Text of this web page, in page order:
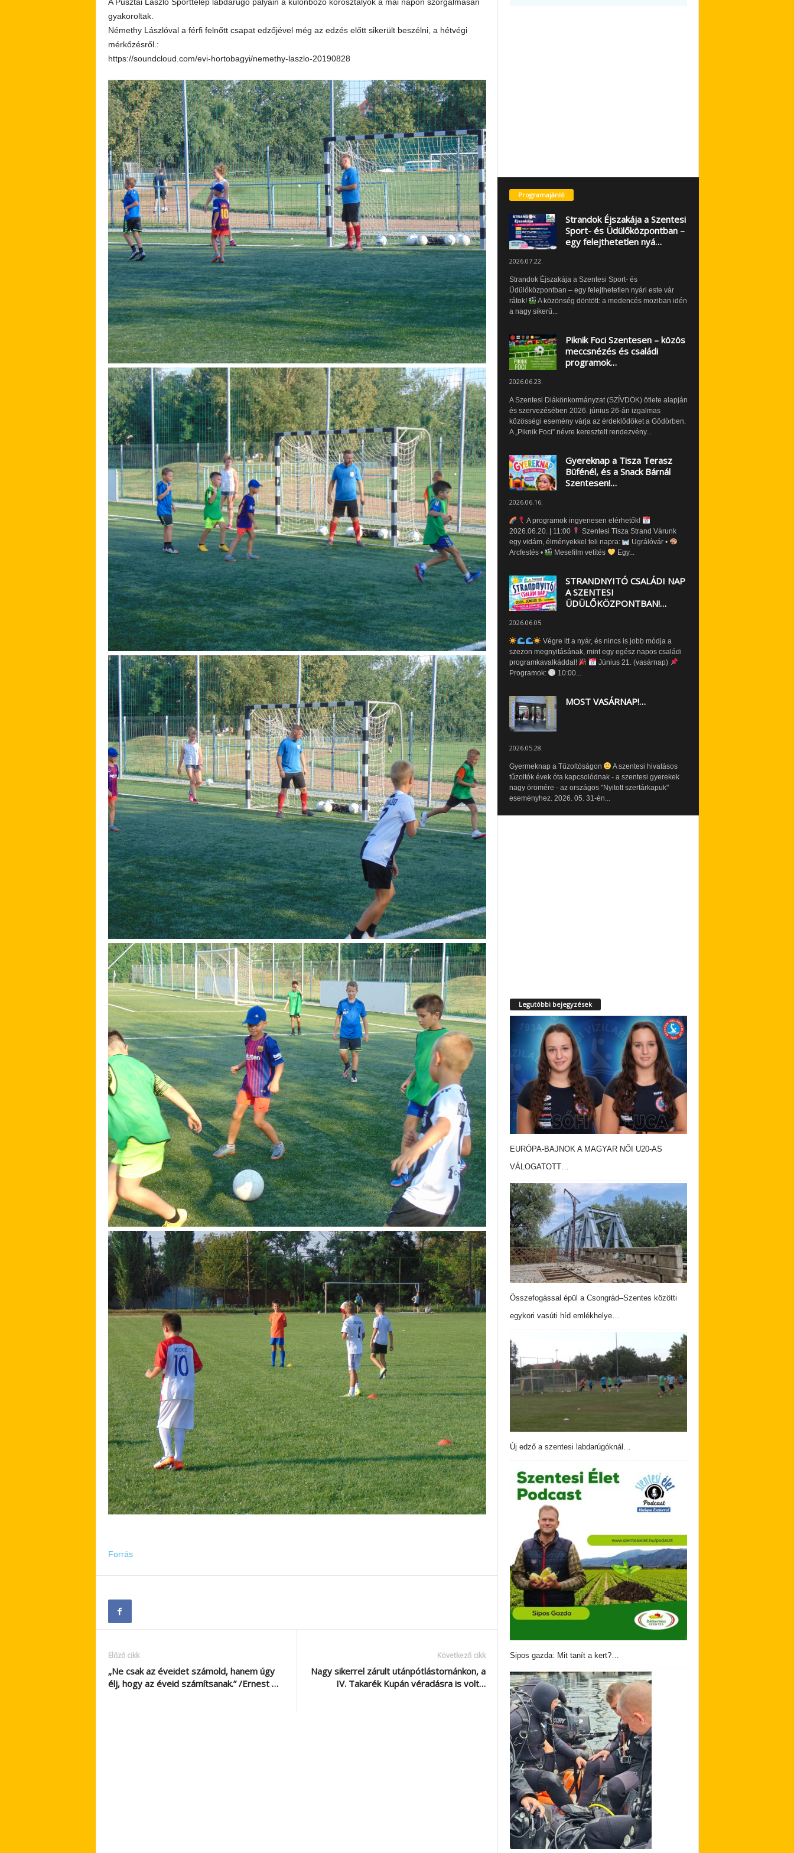
gyakoroltak.
Némethy Lászlóval a férfi felnőtt csapat edzőjével még az edzés előtt sikerült beszélni, a hétvégi
mérkőzésről.:
https://soundcloud.com/evi-hortobagyi/nemethy-laszlo-20190828
Forrás
Előző cikk
„Ne csak az éveidet számold, hanem úgy
élj, hogy az éveid számítsanak.” /Ernest …
Következő cikk
Nagy sikerrel zárult utánpótlástornánkon, a
IV. Takarék Kupán véradásra is volt…
Programajánló
Strandok Éjszakája a Szentesi
Sport- és Üdülőközpontban –
egy felejthetetlen nyá…
2026.07.22.
Strandok Éjszakája a Szentesi Sport- és
Üdülőközpontban – egy felejthetetlen nyári este vár
rátok!
A közönség döntött: a medencés moziban idén
a nagy sikerű...
Piknik Foci Szentesen – közös
meccsnézés és családi
programok…
2026.06.23.
A Szentesi Diákönkormányzat (SZÍVDÖK) ötlete alapján
és szervezésében 2026. június 26-án izgalmas
közösségi esemény várja az érdeklődőket a Gödörben.
A „Piknik Foci” névre keresztelt rendezvény...
Gyereknap a Tisza Terasz
Büfénél, és a Snack Bárnál
Szentesen!…
2026.06.16.
A programok ingyenesen elérhetők!
2026.06.20. | 11:00
Szentesi Tisza Strand Várunk
egy vidám, élményekkel teli napra:
Ugrálóvár •
Arcfestés •
Mesefilm vetítés Egy...
STRANDNYITÓ CSALÁDI NAP
A SZENTESI
ÜDÜLŐKÖZPONTBAN!…
2026.06.05.
Végre itt a nyár, és nincs is jobb módja a
szezon megnyitásának, mint egy egész napos családi
programkavalkáddal!
Június 21. (vasárnap)
Programok:
10:00...
MOST VASÁRNAP!…
2026.05.28.
Gyermeknap a Tűzoltóságon
A szentesi hivatásos
tűzoltók évek óta kapcsolódnak - a szentesi gyerekek
nagy örömére - az országos "Nyitott szertárkapuk"
eseményhez. 2026. 05. 31-én...
Legutóbbi bejegyzések
EURÓPA-BAJNOK A MAGYAR NŐI U20-AS
VÁLOGATOTT…
Összefogással épül a Csongrád–Szentes közötti
egykori vasúti híd emlékhelye…
Új edző a szentesi labdarúgóknál…
Sipos gazda: Mit tanít a kert?…